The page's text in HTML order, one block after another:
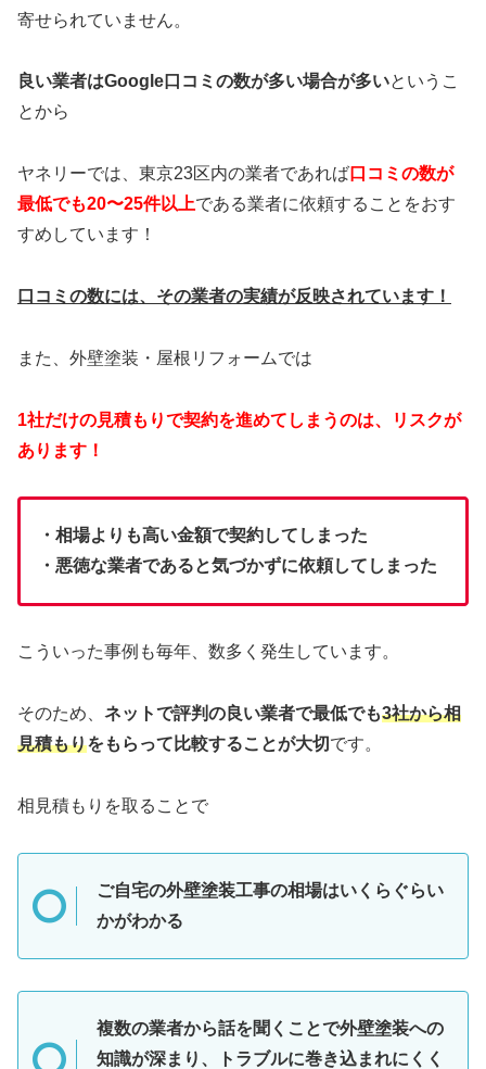
寄せられていません。
良い業者はGoogle口コミの数が多い場合が多いというこ
とから
ヤネリーでは、東京23区内の業者であれば口コミの数が
最低でも20〜25件以上である業者に依頼することをおす
すめしています！
口コミの数には、その業者の実績が反映されています！
また、外壁塗装・屋根リフォームでは
1社だけの見積もりで契約を進めてしまうのは、リスクが
あります！
・相場よりも高い金額で契約してしまった
・悪徳な業者であると気づかずに依頼してしまった
こういった事例も毎年、数多く発生しています。
そのため、 ネットで評判の良い業者で最低でも3社から相
見積もりをもらって比較することが大切 です。
相見積もりを取ることで
ご自宅の外壁塗装工事の相場はいくらぐらい
かがわかる
複数の業者から話を聞くことで外壁塗装への
知識が深まり、トラブルに巻き込まれにくく